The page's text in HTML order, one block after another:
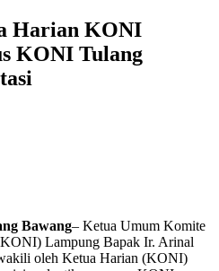
Harian KONI
KONI Tulang
Bawang– Ketua Umum Komite
Lampung Bapak Ir. Arinal
oleh Ketua Harian (KONI)